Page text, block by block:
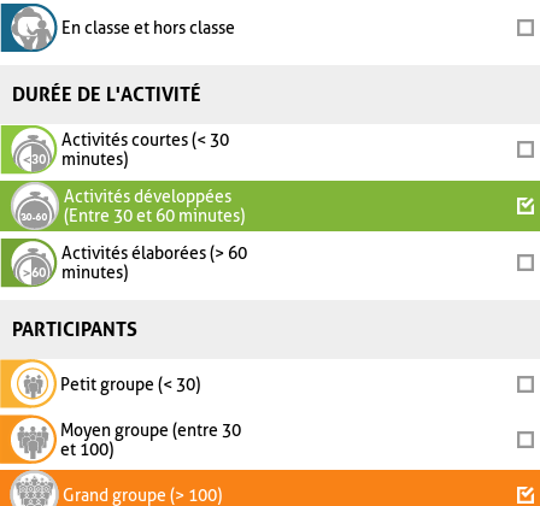
En classe et hors classe
DURÉE DE L'ACTIVITÉ
Activités courtes (< 30
minutes)
Activités développées
(Entre 30 et 60 minutes)
Activités élaborées (> 60
minutes)
PARTICIPANTS
Petit groupe (< 30)
Moyen groupe (entre 30
et 100)
Grand groupe (> 100)